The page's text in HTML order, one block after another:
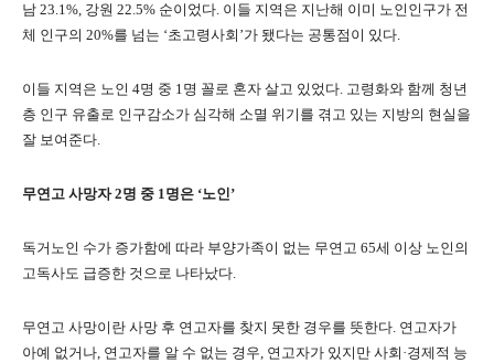
남 23.1%, 강원 22.5% 순이었다. 이들 지역은 지난해 이미 노인인구가 전
체 인구의 20%를 넘는 ‘초고령사회 ’가 됐다는 공통점이 있다.
이들 지역은 노인 4명 중 1명 꼴로 혼자 살고 있었다. 고령화와 함께 청년
층 인구 유출로 인구감소가 심각해 소멸 위기를 겪고 있는 지방의 현실을
잘 보여준다.
무연고 사망자2명 중 1명은 ‘노인’
독거노인 수가 증가함에 따라 부양가족이 없는 무연고 65세 이상 노인의
고독사도 급증한 것으로 나타났다.
무연고 사망이란 사망 후 연고자를 찾지 못한 경우를 뜻한다. 연고자가
아예 없거나, 연고자를 알 수 없는 경우, 연고자가 있지만 사회 ·경제적 능